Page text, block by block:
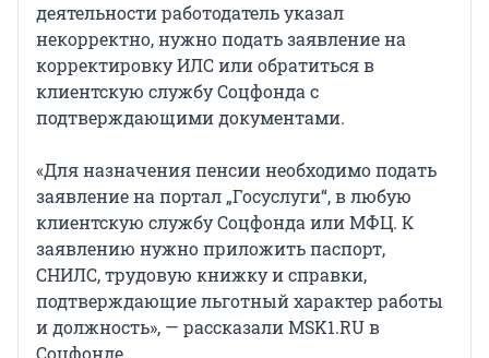
деятельности работодатель указал
некорректно, нужно подать заявление на
корректировку ИЛС или обратиться в
клиентскую службу Соцфонда с
подтверждающими документами.
«Для назначения пенсии необходимо подать
заявление на портал „Госуслуги“, в любую
клиентскую службу Соцфонда или МФЦ. К
заявлению нужно приложить паспорт,
СНИЛС, трудовую книжку и справки,
подтверждающие льготный характер работы
и должность», — рассказали MSK1.RU в
Соцфонде.